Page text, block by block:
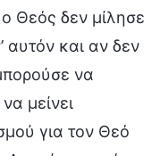
ο Θεός δεν μίλησε
αυτόν και αν δεν
να
μείνει
για τον Θεό